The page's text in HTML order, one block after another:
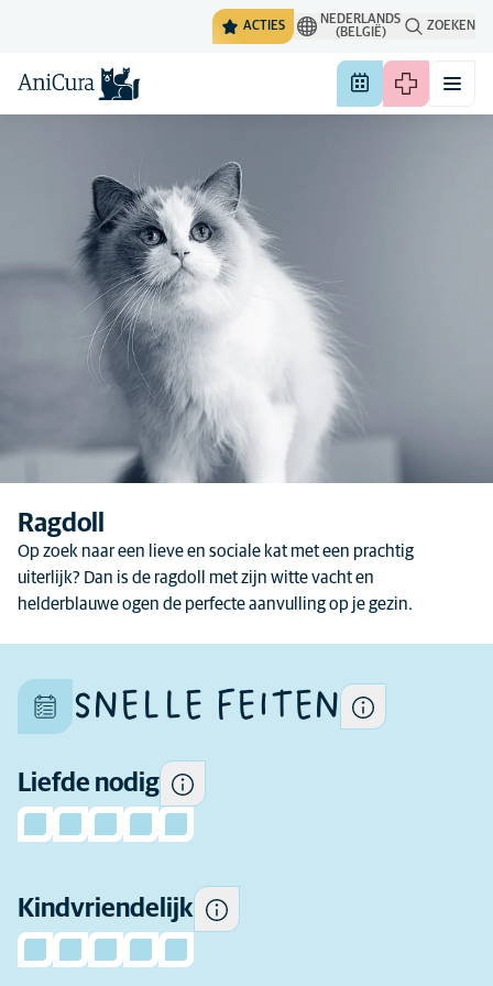
ACTIES
NEDERLANDS
(BELGIË)
ZOEKEN
Ragdoll
Op zoek naar een lieve en sociale kat met een prachtig
uiterlijk? Dan is de ragdoll met zijn witte vacht en
helderblauwe ogen de perfecte aanvulling op je gezin.
SNELLE FEITEN
Liefde nodig
Kindvriendelijk
verschillen per kat want elke
kat is uniek.
Hoeveel genegenheid je kunt
Sommige katten zijn over het
algemeen speelser en socialer
toleranter voor het gedrag
van kinderen dan andere.
Hoeveel beweging heeft dit
ras dagelijks nodig.